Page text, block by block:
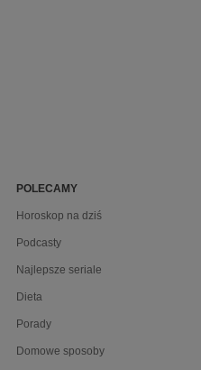
POLECAMY
Horoskop na dziś
Podcasty
Najlepsze seriale
Dieta
Porady
Domowe sposoby